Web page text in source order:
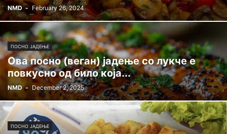
NMD - February 26, 2024
ПОСНО ЈАДЕЊЕ
Ова посно (веган) јадење со лукче е
повкусно од било која...
NMD - December 2, 2025
ПОСНО ЈАДЕЊЕ